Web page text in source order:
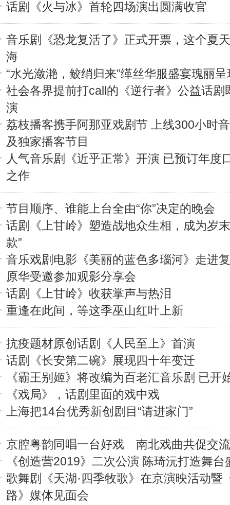
话剧《火与冰》首轮四场演出圆满收官
音乐剧《恐龙复活了》正式开票，这个夏
海
“水光潋滟，鲛绡归来”缂丝华服盛宴瑰丽呈
社会各界提前打call的《逆行者》公益话剧
演
荔枝播客携手阿那亚戏剧节 上线300小时
及独家播客节目
人气音乐剧《近乎正常》开演 已预订年度
之作
节目顺序、谁能上台全由“你”决定的晚会
话剧《上甘岭》塑造战地众生相，成为岁
款”
音乐戏剧电影《美丽的蓝色多瑙河》走进
原华受邀参加观影分享会
话剧《上甘岭》收获掌声与热泪
重逢在此间，等这季巫山红叶上新
抗疫题材原创话剧《人民至上》首演
话剧《长安第二碗》展现四十年变迁
《霸王别姬》将改编为百老汇音乐剧 已开
《戏局》，话剧里面的戏中戏
上海把14台优秀新创剧目“请进家门”
京腔粤韵同唱一台好戏 南北戏曲共促交
《创造营2019》二次公演 陈琦沅打造舞台
歌舞剧《天湖·四季牧歌》在京演映活动暨
路》媒体见面会